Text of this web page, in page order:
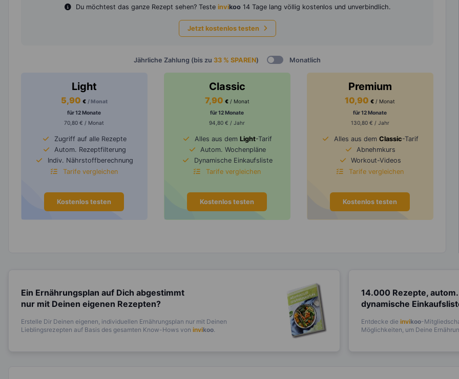
Du möchtest das ganze Rezept sehen? Teste invikoo 14 Tage lang völlig kostenlos und unverbindlich.
Jetzt kostenlos testen
Jährliche Zahlung (bis zu 33 % SPAREN) Monatlich
Light
5,90 € / Monat
für 12 Monate
70,80 € / Monat
Zugriff auf alle Rezepte
Autom. Rezeptfilterung
Indiv. Nährstoffberechnung
Tarife vergleichen
Kostenlos testen
Classic
7,90 € / Monat
für 12 Monate
94,80 € / Jahr
Alles aus dem Light-Tarif
Autom. Wochenpläne
Dynamische Einkaufsliste
Tarife vergleichen
Kostenlos testen
Premium
10,90€ / Monat
für 12 Monate
130,80 € / Jahr
Alles aus dem Classic-Tarif
Abnehmkurs
Workout-Videos
Tarife vergleichen
Kostenlos testen
Ein Ernährungsplan auf Dich abgestimmt
nur mit Deinen eigenen Rezepten?
Erstelle Dir Deinen eigenen, individuellen Ernährungsplan nur mit Deinen
Lieblingsrezepten auf Basis des gesamten Know-Hows von invikoo.
14.000 Rezepte,
dynamische
Entdecke die invikoo-
Möglichkeiten, um Deine